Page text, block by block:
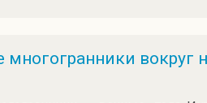
вокруг